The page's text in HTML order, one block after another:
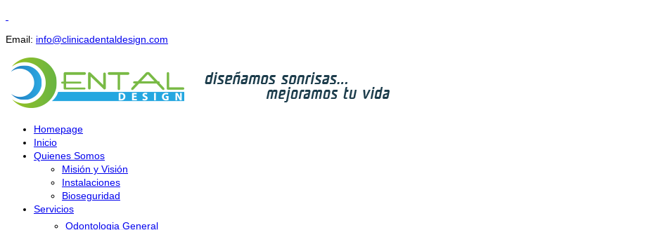
Email: info@clinicadentaldesign.com
Homepage
Inicio
Quienes Somos
Misión y Visión
Instalaciones
Bioseguridad
Servicios
Odontologia General